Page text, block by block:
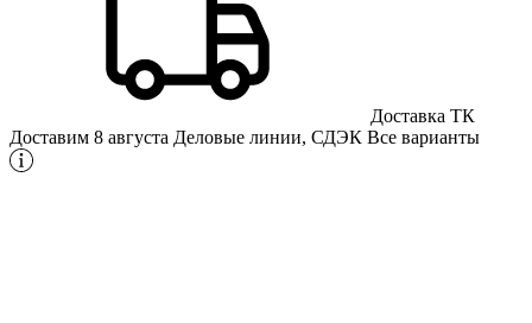
Доставка ТК
Доставим 8 августа Деловые линии, СДЭК Все варианты